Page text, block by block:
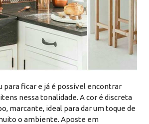
para ficar e já é possível encontrar
nessa tonalidade. A cor é discreta
marcante, ideal para dar um toque de
o ambiente. Aposte em